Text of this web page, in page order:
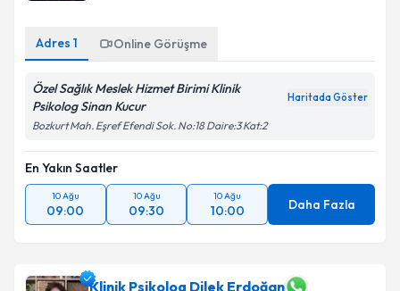
Adres 1 Online Görüşme
Özel Sağlık Meslek Hizmet Birimi Klinik
Psikolog Sinan Kucur
Haritada Göster
Bozkurt Mah. Eşref Efendi Sok. No:18 Daire:3 Kat:2
En Yakın Saatler
10 Ağu
09:00
10 Ağu
09:30
10 Ağu
10:00 Daha Fazla
Klinik Psikolog Dilek Erdoğan